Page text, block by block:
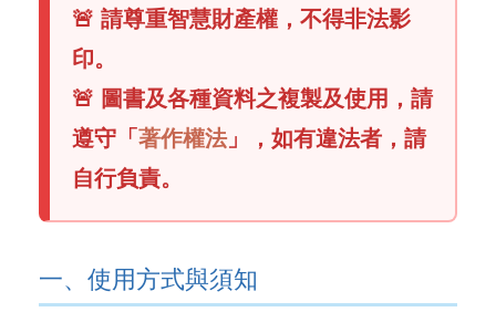
🚨 請尊重智慧財產權，不得非法影
印。
🚨 圖書及各種資料之複製及使用，請
遵守「 著作權法」，如有違法者，請
自行負責。
一、使用方式與須知